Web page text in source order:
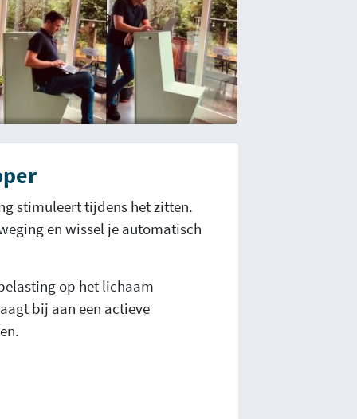
stimuleert tijdens het zitten.
en wissel je automatisch
op het lichaam
bij aan een actieve